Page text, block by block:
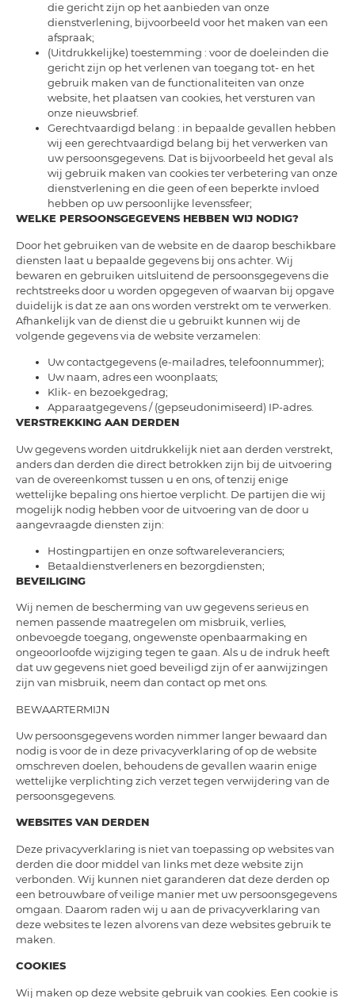
die gericht zijn op het aanbieden van onze
dienstverlening, bijvoorbeeld voor het maken van een
afspraak;
(Uitdrukkelijke) toestemming : voor de doeleinden die
gericht zijn op het verlenen van toegang tot- en het
gebruik maken van de functionaliteiten van onze
website, het plaatsen van cookies, het versturen van
onze nieuwsbrief.
Gerechtvaardigd belang : in bepaalde gevallen hebben
wij een gerechtvaardigd belang bij het verwerken van
uw persoonsgegevens. Dat is bijvoorbeeld het geval als
wij gebruik maken van cookies ter verbetering van onze
dienstverlening en die geen of een beperkte invloed
hebben op uw persoonlijke levenssfeer;
WELKE PERSOONSGEGEVENS HEBBEN WIJ NODIG?
Door het gebruiken van de website en de daarop beschikbare
diensten laat u bepaalde gegevens bij ons achter. Wij
bewaren en gebruiken uitsluitend de persoonsgegevens die
rechtstreeks door u worden opgegeven of waarvan bij opgave
duidelijk is dat ze aan ons worden verstrekt om te verwerken.
Afhankelijk van de dienst die u gebruikt kunnen wij de
volgende gegevens via de website verzamelen:
Uw contactgegevens (e-mailadres, telefoonnummer);
Uw naam, adres een woonplaats;
Klik- en bezoekgedrag;
Apparaatgegevens / (gepseudonimiseerd) IP-adres.
VERSTREKKING AAN DERDEN
Uw gegevens worden uitdrukkelijk niet aan derden verstrekt,
anders dan derden die direct betrokken zijn bij de uitvoering
van de overeenkomst tussen u en ons, of tenzij enige
wettelijke bepaling ons hiertoe verplicht. De partijen die wij
mogelijk nodig hebben voor de uitvoering van de door u
aangevraagde diensten zijn:
Hostingpartijen en onze softwareleveranciers;
Betaaldienstverleners en bezorgdiensten;
BEVEILIGING
Wij nemen de bescherming van uw gegevens serieus en
nemen passende maatregelen om misbruik, verlies,
onbevoegde toegang, ongewenste openbaarmaking en
ongeoorloofde wijziging tegen te gaan. Als u de indruk heeft
dat uw gegevens niet goed beveiligd zijn of er aanwijzingen
zijn van misbruik, neem dan contact op met ons.
BEWAARTERMIJN
Uw persoonsgegevens worden nimmer langer bewaard dan
nodig is voor de in deze privacyverklaring of op de website
omschreven doelen, behoudens de gevallen waarin enige
wettelijke verplichting zich verzet tegen verwijdering van de
persoonsgegevens.
WEBSITES VAN DERDEN
Deze privacyverklaring is niet van toepassing op websites van
derden die door middel van links met deze website zijn
verbonden. Wij kunnen niet garanderen dat deze derden op
een betrouwbare of veilige manier met uw persoonsgegevens
omgaan. Daarom raden wij u aan de privacyverklaring van
deze websites te lezen alvorens van deze websites gebruik te
maken.
COOKIES
Wij maken op deze website gebruik van cookies. Een cookie is